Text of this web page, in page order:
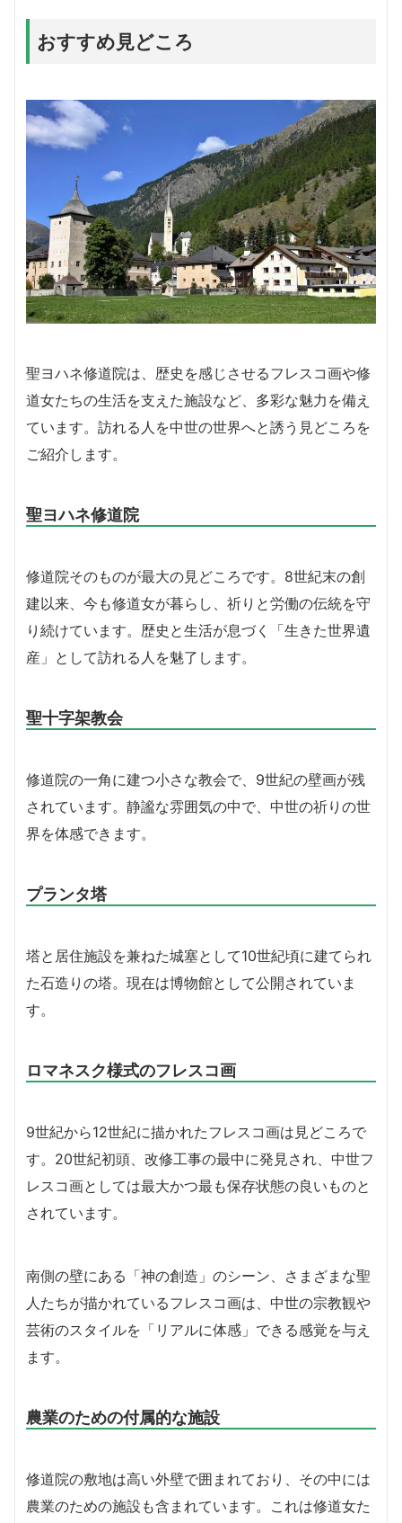
おすすめ見どころ
聖ヨハネ修道院は、歴史を感じさせるフレスコ画や修
道女たちの生活を支えた施設など、多彩な魅力を備え
ています。訪れる人を中世の世界へと誘う見どころを
ご紹介します。
聖ヨハネ修道院
修道院そのものが最大の見どころです。8世紀末の創
建以来、今も修道女が暮らし、祈りと労働の伝統を守
り続けています。歴史と生活が息づく「生きた世界遺
産」として訪れる人を魅了します。
聖十字架教会
修道院の一角に建つ小さな教会で、9世紀の壁画が残
されています。静謐な雰囲気の中で、中世の祈りの世
界を体感できます。
プランタ塔
塔と居住施設を兼ねた城塞として10世紀頃に建てられ
た石造りの塔。現在は博物館として公開されていま
す。
ロマネスク様式のフレスコ画
9世紀から12世紀に描かれたフレスコ画は見どころで
す。20世紀初頭、改修工事の最中に発見され、中世フ
レスコ画としては最大かつ最も保存状態の良いものと
されています。
南側の壁にある「神の創造」のシーン、さまざまな聖
人たちが描かれているフレスコ画は、中世の宗教観や
芸術のスタイルを「リアルに体感」できる感覚を与え
ます。
農業のための付属的な施設
修道院の敷地は高い外壁で囲まれており、その中には
農業のための施設も含まれています。これは修道女た